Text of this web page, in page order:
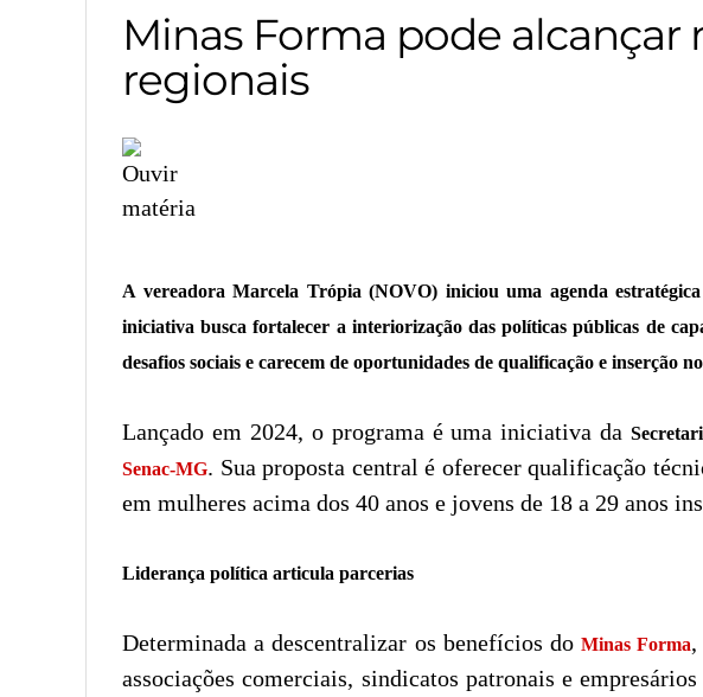
Minas Forma pode
regionais
A vereadora Marcela Trópia (NOVO) iniciou uma agenda
iniciativa busca fortalecer a interiorização das políticas públicas de
desafios sociais e carecem de oportunidades de qualificação e inserção
Lançado em 2024, o programa é uma iniciativa da
Senac-MG. Sua proposta central é oferecer qualificação
em mulheres acima dos 40 anos e jovens de 18 a 29 anos
Liderança política articula parcerias
Determinada a descentralizar os benefícios doMinas Forma,
associações comerciais, sindicatos patronais e